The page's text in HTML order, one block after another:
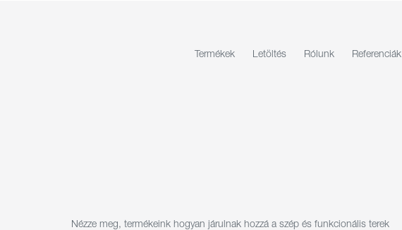
Termékek Letöltés Rólunk Referenciák
Nézze meg, termékeink hogyan járulnak hozzá a szép és funkcionális terek